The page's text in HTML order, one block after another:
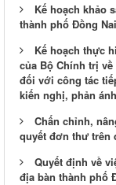
Kế hoạch khảo
thành phố Đồng
Kế hoạch thực
của Bộ Chính trị
đối với công tác
kiến nghị, phản ánh
Chấn chỉnh,
quyết đơn thư trên
Quyết định về
địa bàn thành phố